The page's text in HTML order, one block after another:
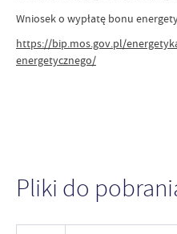
Wniosek o wypłatę bonu
https://bip.mos.gov.pl/
energetycznego/
Pliki do